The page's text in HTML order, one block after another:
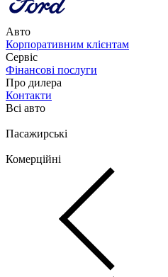
Авто
Корпоративним клієнтам
Сервіс
Фінансові послуги
Про дилера
Контакти
Всі авто
Пасажирські
Комерційні